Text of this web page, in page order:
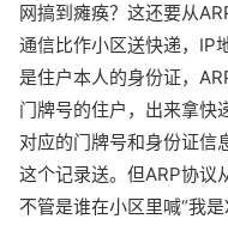
网搞到瘫痪？这还要从
通信比作小区送快递，IP
是住户本人的身份证，
门牌号的住户，出来拿快
对应的门牌号和身份证信
这个记录送。但ARP协
不管是谁在小区里喊“我